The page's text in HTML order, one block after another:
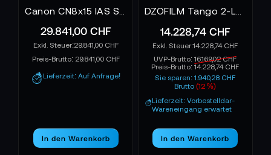
29.841,00 CHF
29.841,00 CHF
Preis-Brutto: 29.841,00 CHF
Lieferzeit: Auf Anfrage!
In den Warenkorb
14.228,74 CHF
14.228,74 CHF
UVP-Brutto:16.169,02 CHF
Preis-Brutto:14.228,74 CHF
Sie sparen: 1.940,28 CHF
Brutto(12 %)
Lieferzeit: Vorbestelldar-
Wareneingang erwartet
In den Warenkorb